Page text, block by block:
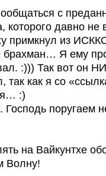
с
которого давно
примкнул из
Я ему
:))) Так вот он
так как я со
:)
поругаем
на Вайкунтхе
Волну!